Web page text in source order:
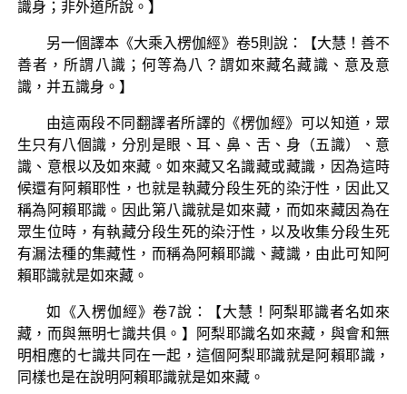
識身；非外道所說。】
另一個譯本《大乘入楞伽經》卷5則說：【大慧！善不
善者，所謂八識；何等為八？謂如來藏名藏識、意及意
識，并五識身。】
由這兩段不同翻譯者所譯的《楞伽經》可以知道，眾
生只有八個識，分別是眼、耳、鼻、舌、身（五識）、意
識、意根以及如來藏。如來藏又名識藏或藏識，因為這時
候還有阿賴耶性，也就是執藏分段生死的染汙性，因此又
稱為阿賴耶識。因此第八識就是如來藏，而如來藏因為在
眾生位時，有執藏分段生死的染汙性，以及收集分段生死
有漏法種的集藏性，而稱為阿賴耶識、藏識，由此可知阿
賴耶識就是如來藏。
如《入楞伽經》卷7說：【大慧！阿梨耶識者名如來
藏，而與無明七識共俱。】阿梨耶識名如來藏，與會和無
明相應的七識共同在一起，這個阿梨耶識就是阿賴耶識，
同樣也是在說明阿賴耶識就是如來藏。